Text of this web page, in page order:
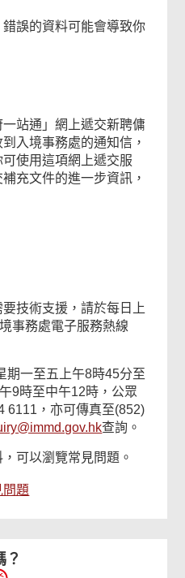
誤的資料可能會導致你
站通」網上遞交新聘傭
入境事務處的通知信，
使用這項網上遞交服
充文件的進一步資訊，
技術支援，請於每日上
事務處電子服務熱線
期一至五上午8時45分至
9時至中午12時，公眾
6111，亦可傳真至(852)
查詢。
可以瀏覽常見問題。
問題
？